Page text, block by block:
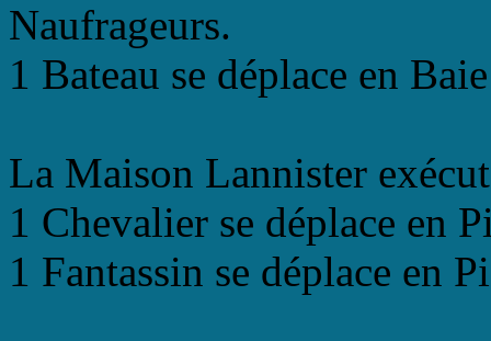
Naufrageurs.
1 Bateau se déplace en
La Maison Lannister
1 Chevalier se déplace en
1 Fantassin se déplace en